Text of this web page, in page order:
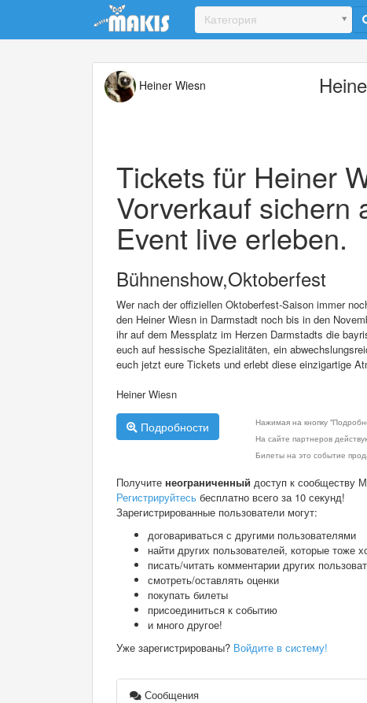
Update cookies preferences
Категория
Heiner Wiesn
Tickets für Heiner
Vorverkauf sichern
Event live erleben.
Bühnenshow,Oktoberfest
Wer nach der offiziellen Oktoberfest-Saison immer
den Heiner Wiesn in Darmstadt noch bis in den
ihr auf dem Messplatz im Herzen Darmstadts die
euch auf hessische Spezialitäten, ein
euch jetzt eure Tickets und erlebt diese einzigartige
Heiner Wiesn
Подробности
Нажимая на кнопку
На сайте партнеров
Билеты на это событие
Получите неограниченный доступ к сообществу
Регистрируйтесь бесплатно всего за 10 секунд!
Зарегистрированные пользователи могут:
договариваться с другими пользователями
найти других пользователей, которые тоже
писать/читать комментарии других
смотреть/оставлять оценки
покупать билеты
присоединиться к событию
и много другое!
Уже зарегистрированы? Войдите в систему!
Сообщения